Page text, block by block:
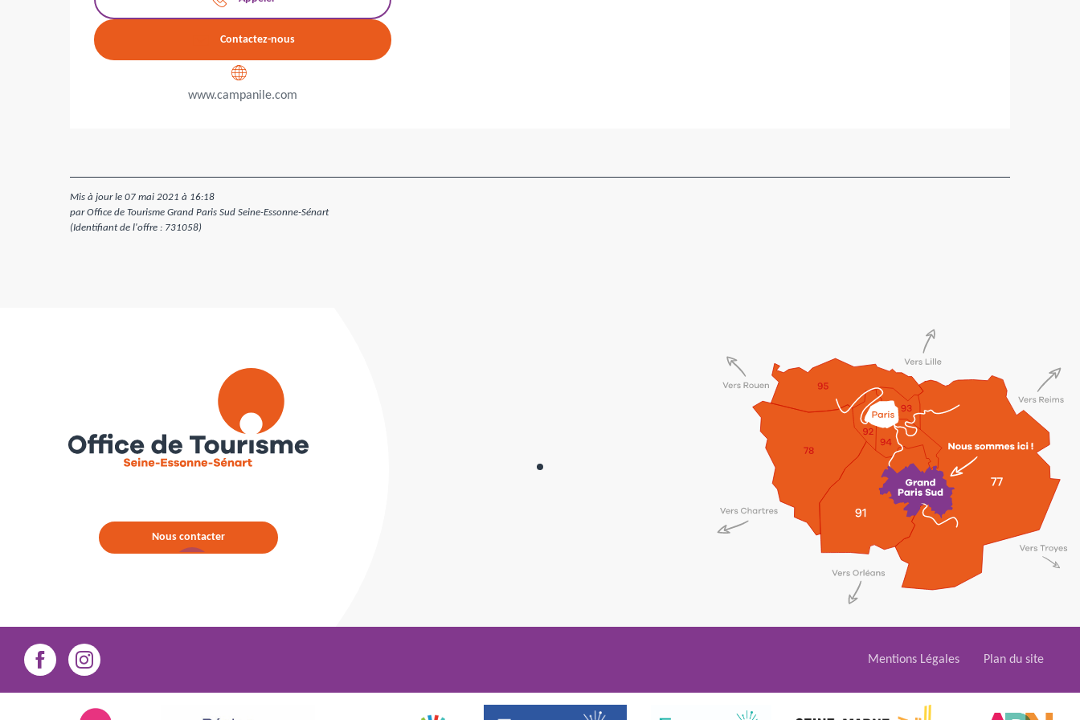
Contactez-nous
www.campanile.com
Mis à jour le 07 mai 2021 à 16:18
par Office de Tourisme Grand Paris Sud Seine-Essonne-Sénart
(Identifiant de l'offre : 731058)
Nous contacter
Mentions Légales Plan du site